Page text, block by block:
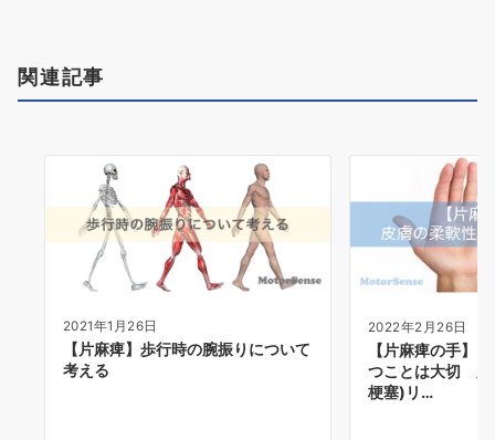
関連記事
2021年1月26日
【片麻痺】歩行時の腕振りについて
考える
2022年2月26日
【片麻痺の手】
つことは大切 脳
梗塞)リ…